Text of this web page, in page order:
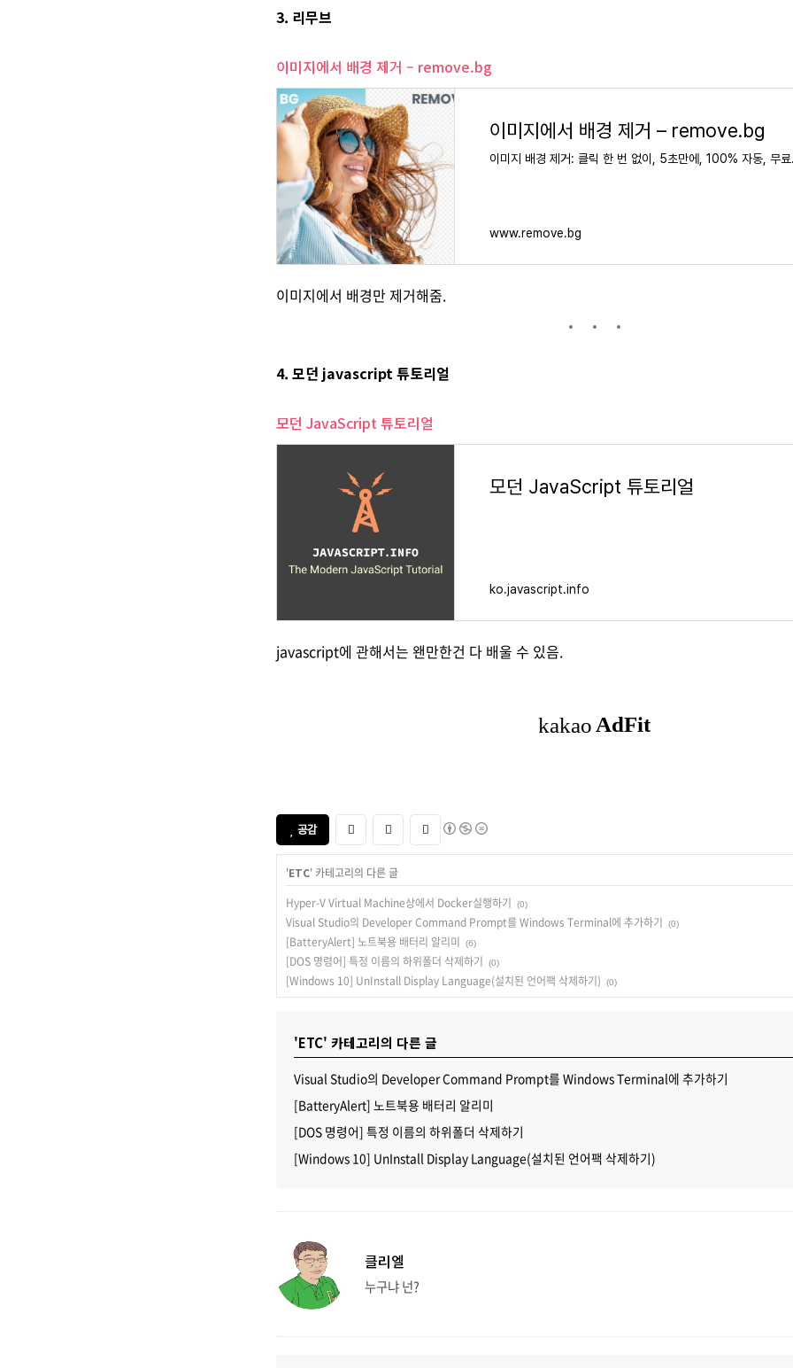
3. 리무브
이미지에서 배경 제거 – remove.bg
이미지에서 배경 제거 – remove.bg
이미지 배경 제거: 클릭 한 번 없이, 5초만에, 100% 자동, 무
www.remove.bg
이미지에서 배경만 제거해줌.
4. 모던 javascript 튜토리얼
모던 JavaScript 튜토리얼
모던 JavaScript 튜토리얼
ko.javascript.info
javascript에 관해서는 왠만한건 다 배울 수 있음.
공감
'ETC' 카테고리의 다른 글
Hyper-V Virtual Machine상에서 Docker실행하기
(0)
Visual Studio의 Developer Command Prompt를 Windows Terminal에 추가하기 (0)
[BatteryAlert] 노트북용 배터리 알리미 (6)
[DOS 명령어] 특정 이름의 하위폴더 삭제하기 (0)
[Windows 10] UnInstall Display Language(설치된 언어팩 삭제하기) (0)
'ETC' 카테고리의 다른 글
Visual Studio의 Developer Command Prompt를 Windows Terminal에 추가하기
[BatteryAlert] 노트북용 배터리 알리미
[DOS 명령어] 특정 이름의 하위폴더 삭제하기
[Windows 10] UnInstall Display Language(설치된 언어팩 삭제하기)
클리엘
누구냐 넌?